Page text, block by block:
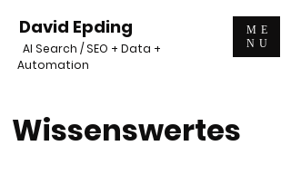
David Epding
AI Search / SEO + Data +
Automation
ME
NU
Wissenswertes